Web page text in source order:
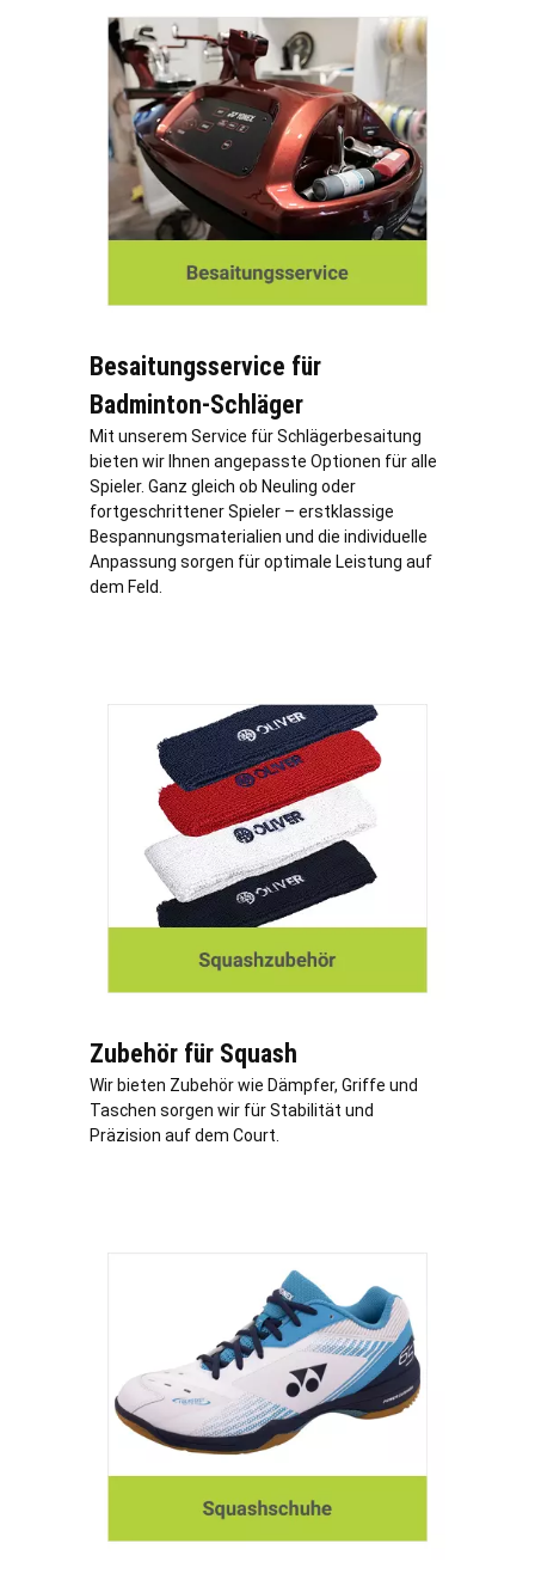
Besaitungsservice für
Badminton-Schläger
Mit unserem Service für Schlägerbesaitung
bieten wir Ihnen angepasste Optionen für alle
Spieler. Ganz gleich ob Neuling oder
fortgeschrittener Spieler – erstklassige
Bespannungsmaterialien und die individuelle
Anpassung sorgen für optimale Leistung auf
dem Feld.
Zubehör für Squash
Wir bieten Zubehör wie Dämpfer, Griffe und
Taschen sorgen wir für Stabilität und
Präzision auf dem Court.